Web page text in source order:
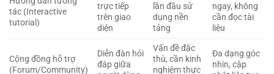
tác (Interactive
tutorial)
trực tiếp
trên giao
diện
lần đầu sử
dụng nền
tảng
ngay, không
cần đọc tài
liệu
Cộng đồng hỗ trợ
(Forum/Community)
Diễn đàn hỏi
đáp giữa
Vấn đề đặc
thù, cần kinh
nghiệm thực
Đa dạng góc
nhìn, cập